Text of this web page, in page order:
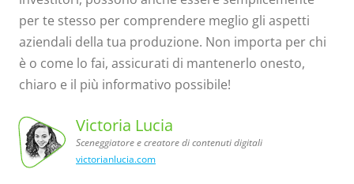
per te stesso per comprendere meglio gli aspetti
aziendali della tua produzione. Non importa per chi
è o come lo fai, assicurati di mantenerlo onesto,
chiaro e il più informativo possibile!
Victoria
Lucia,
Sceneggiatore
e creatore
di contenuti
digitali
Victoria Lucia
Sceneggiatore e creatore di contenuti digitali
victorianlucia.com